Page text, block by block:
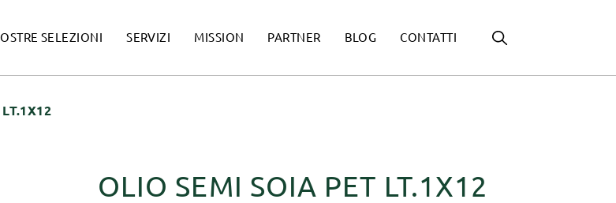
SELEZIONI SERVIZI MISSION PARTNER BLOG CONTATTI
OLIO SEMI SOIA PET LT.1X12